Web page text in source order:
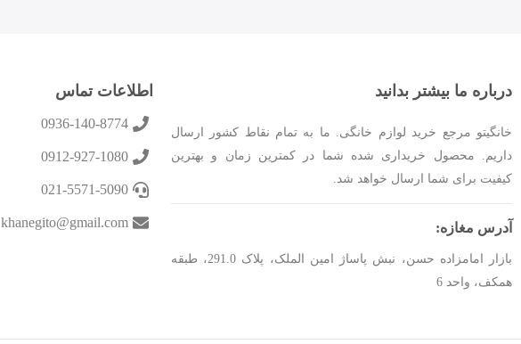
درباره ما بیشتر بدانید
خانگیتو مرجع خرید لوازم خانگی. ما به تمام نقاط کشور ارسال
داریم. محصول خریداری شده شما در کمترین زمان و بهترین
کیفیت برای شما ارسال خواهد شد.
آدرس مغازه:
بازار امامزاده حسن، نبش پاساژ امین الملک، پلاک 291.0، طبقه
همکف، واحد 6
اطلاعات تماس
0936-140-8774
0912-927-1080
021-5571-5090
khanegito@gmail.com